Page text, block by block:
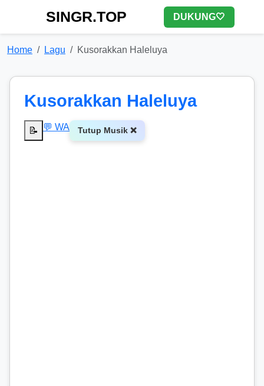
SINGR.TOP DUKUNG🤍
Home Lagu Kusorakkan Haleluya
Kusorakkan Haleluya
📝 💬 WA Tutup Musik ❌